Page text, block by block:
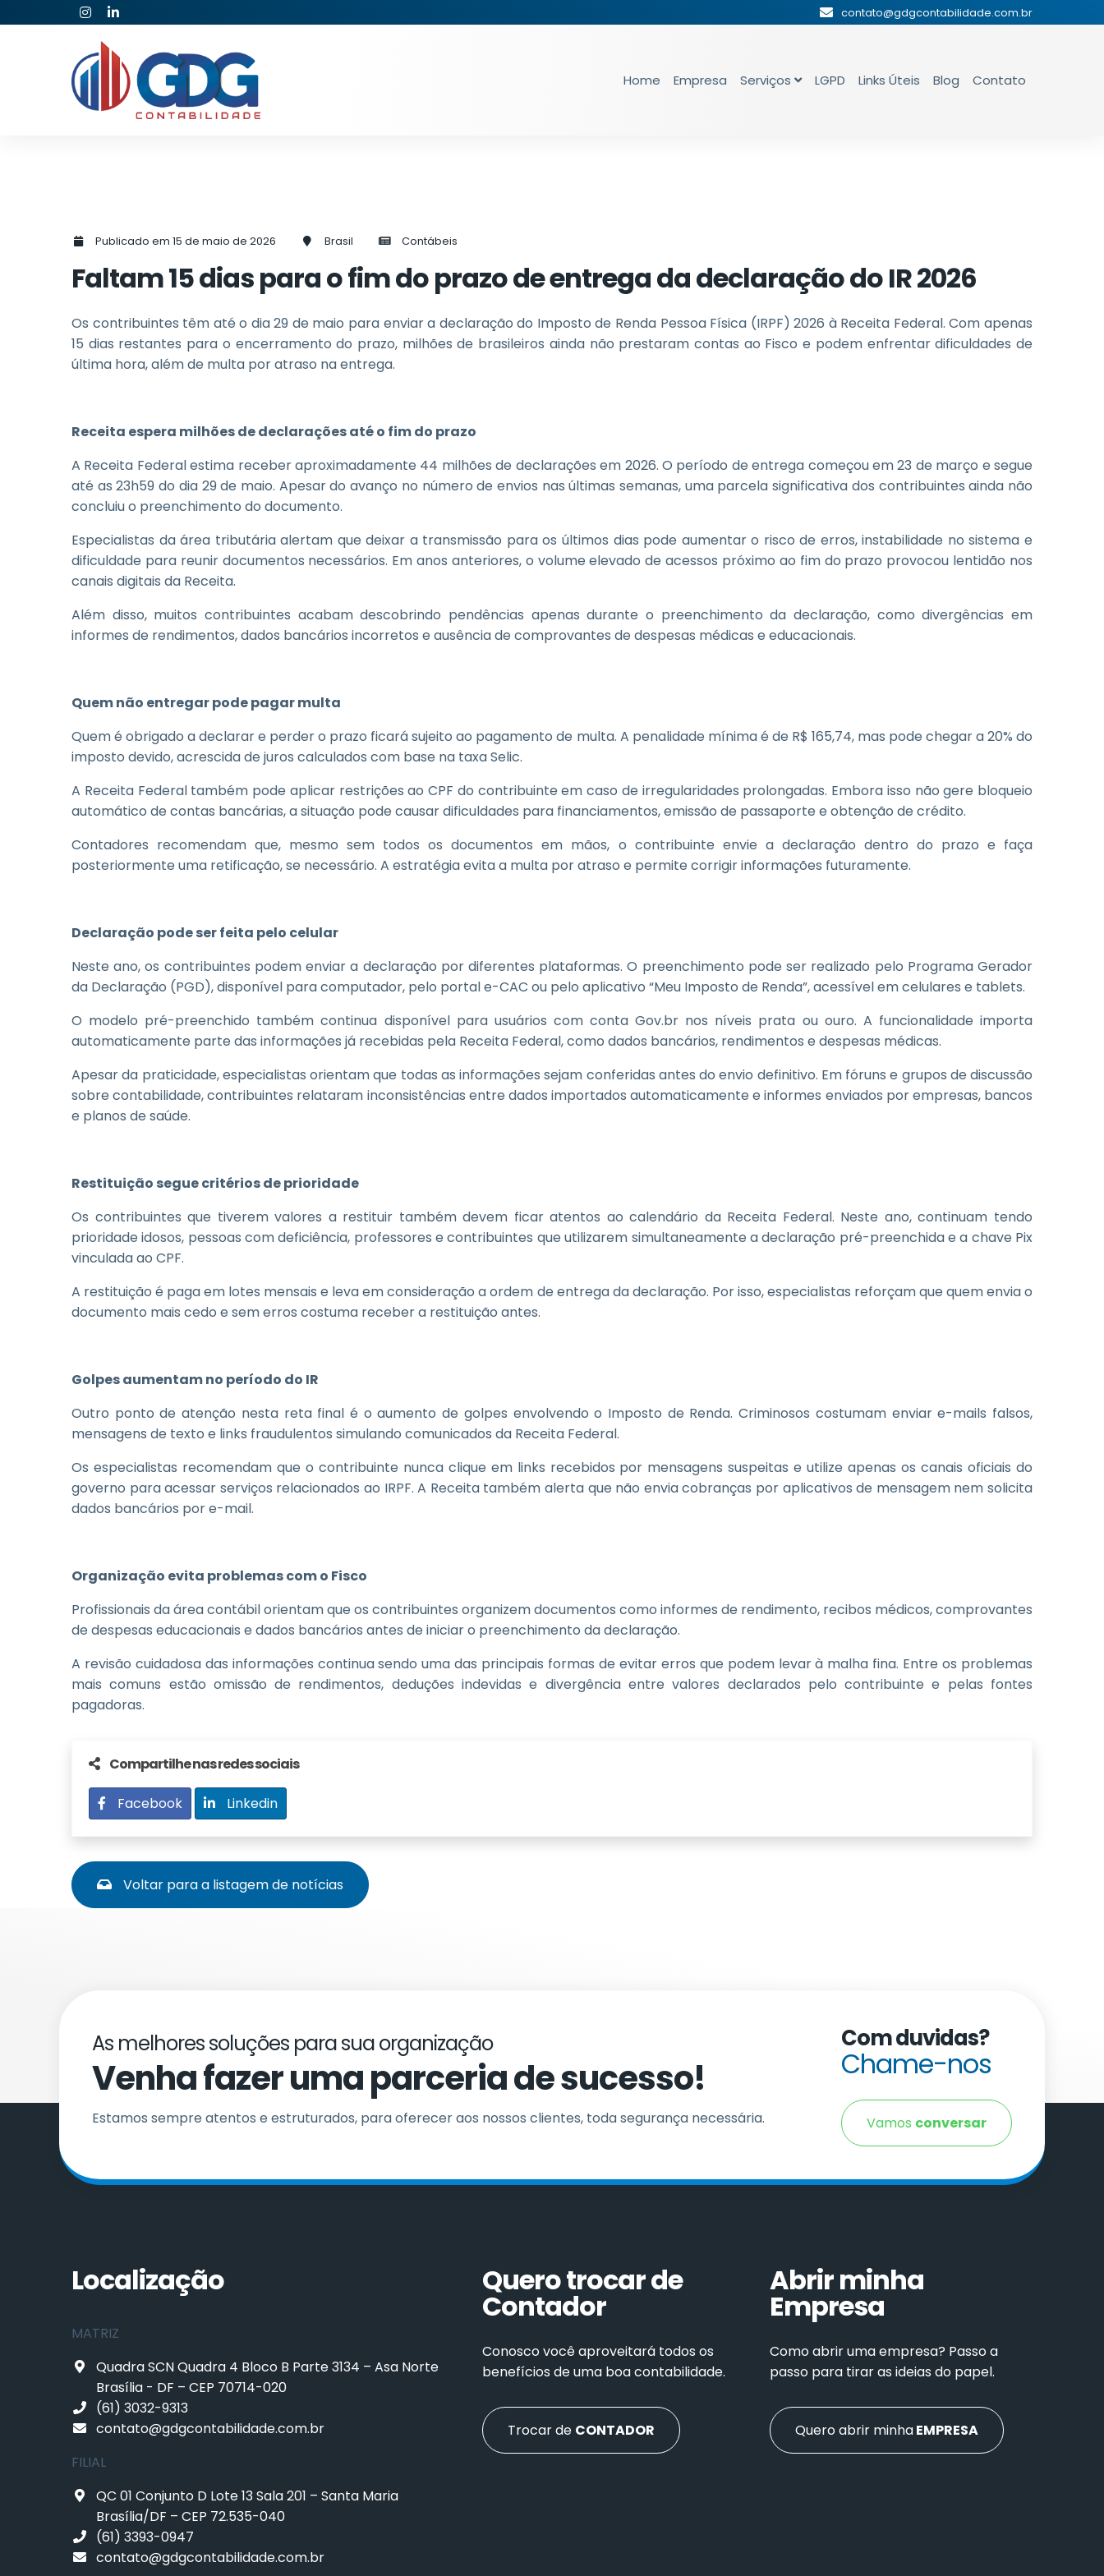
contato@gdgcontabilidade.com.br
Home Empresa Serviços LGPD Links Úteis Blog Contato
Publicado em 15 de maio de 2026 Brasil Contábeis
Faltam 15 dias para o fim do prazo de entrega da declaração do IR 2026
Os contribuintes têm até o dia 29 de maio para enviar a declaração do Imposto de Renda Pessoa Física (IRPF) 2026 à Receita Federal. Com apenas
15 dias restantes para o encerramento do prazo, milhões de brasileiros ainda não prestaram contas ao Fisco e podem enfrentar dificuldades de
última hora, além de multa por atraso na entrega.
Receita espera milhões de declarações até o fim do prazo
A Receita Federal estima receber aproximadamente 44 milhões de declarações em 2026. O período de entrega começou em 23 de março e segue
até as 23h59 do dia 29 de maio. Apesar do avanço no número de envios nas últimas semanas, uma parcela significativa dos contribuintes ainda não
concluiu o preenchimento do documento.
Especialistas da área tributária alertam que deixar a transmissão para os últimos dias pode aumentar o risco de erros, instabilidade no sistema e
dificuldade para reunir documentos necessários. Em anos anteriores, o volume elevado de acessos próximo ao fim do prazo provocou lentidão nos
canais digitais da Receita.
Além disso, muitos contribuintes acabam descobrindo pendências apenas durante o preenchimento da declaração, como divergências em
informes de rendimentos, dados bancários incorretos e ausência de comprovantes de despesas médicas e educacionais.
Quem não entregar pode pagar multa
Quem é obrigado a declarar e perder o prazo ficará sujeito ao pagamento de multa. A penalidade mínima é de R$ 165,74, mas pode chegar a 20% do
imposto devido, acrescida de juros calculados com base na taxa Selic.
A Receita Federal também pode aplicar restrições ao CPF do contribuinte em caso de irregularidades prolongadas. Embora isso não gere bloqueio
automático de contas bancárias, a situação pode causar dificuldades para financiamentos, emissão de passaporte e obtenção de crédito.
Contadores recomendam que, mesmo sem todos os documentos em mãos, o contribuinte envie a declaração dentro do prazo e faça
posteriormente uma retificação, se necessário. A estratégia evita a multa por atraso e permite corrigir informações futuramente.
Declaração pode ser feita pelo celular
Neste ano, os contribuintes podem enviar a declaração por diferentes plataformas. O preenchimento pode ser realizado pelo Programa Gerador
da Declaração (PGD), disponível para computador, pelo portal e-CAC ou pelo aplicativo “Meu Imposto de Renda”, acessível em celulares e tablets.
O modelo pré-preenchido também continua disponível para usuários com conta Gov.br nos níveis prata ou ouro. A funcionalidade importa
automaticamente parte das informações já recebidas pela Receita Federal, como dados bancários, rendimentos e despesas médicas.
Apesar da praticidade, especialistas orientam que todas as informações sejam conferidas antes do envio definitivo. Em fóruns e grupos de discussão
sobre contabilidade, contribuintes relataram inconsistências entre dados importados automaticamente e informes enviados por empresas, bancos
e planos de saúde.
Restituição segue critérios de prioridade
Os contribuintes que tiverem valores a restituir também devem ficar atentos ao calendário da Receita Federal. Neste ano, continuam tendo
prioridade idosos, pessoas com deficiência, professores e contribuintes que utilizarem simultaneamente a declaração pré-preenchida e a chave Pix
vinculada ao CPF.
A restituição é paga em lotes mensais e leva em consideração a ordem de entrega da declaração. Por isso, especialistas reforçam que quem envia o
documento mais cedo e sem erros costuma receber a restituição antes.
Golpes aumentam no período do IR
Outro ponto de atenção nesta reta final é o aumento de golpes envolvendo o Imposto de Renda. Criminosos costumam enviar e-mails falsos,
mensagens de texto e links fraudulentos simulando comunicados da Receita Federal.
Os especialistas recomendam que o contribuinte nunca clique em links recebidos por mensagens suspeitas e utilize apenas os canais oficiais do
governo para acessar serviços relacionados ao IRPF. A Receita também alerta que não envia cobranças por aplicativos de mensagem nem solicita
dados bancários por e-mail.
Organização evita problemas com o Fisco
Profissionais da área contábil orientam que os contribuintes organizem documentos como informes de rendimento, recibos médicos, comprovantes
de despesas educacionais e dados bancários antes de iniciar o preenchimento da declaração.
A revisão cuidadosa das informações continua sendo uma das principais formas de evitar erros que podem levar à malha fina. Entre os problemas
mais comuns estão omissão de rendimentos, deduções indevidas e divergência entre valores declarados pelo contribuinte e pelas fontes
pagadoras.
Compartilhe nas redes sociais
Facebook Linkedin
Voltar para a listagem de notícias
As melhores soluções para sua organização
Venha fazer uma parceria de sucesso!
Estamos sempre atentos e estruturados, para oferecer aos nossos clientes, toda segurança necessária.
Com duvidas?
Chame-nos
Vamos conversar
Localização
MATRIZ
Quadra SCN Quadra 4 Bloco B Parte 3134 – Asa Norte
Brasília - DF – CEP 70714-020
(61) 3032-9313
contato@gdgcontabilidade.com.br
FILIAL
QC 01 Conjunto D Lote 13 Sala 201 – Santa Maria
Brasília/DF – CEP 72.535-040
(61) 3393-0947
contato@gdgcontabilidade.com.br
Quero trocar de
Contador
Conosco você aproveitará todos os
benefícios de uma boa contabilidade.
Trocar de CONTADOR
Abrir minha
Empresa
Como abrir uma empresa? Passo a
passo para tirar as ideias do papel.
Quero abrir minhaEMPRESA